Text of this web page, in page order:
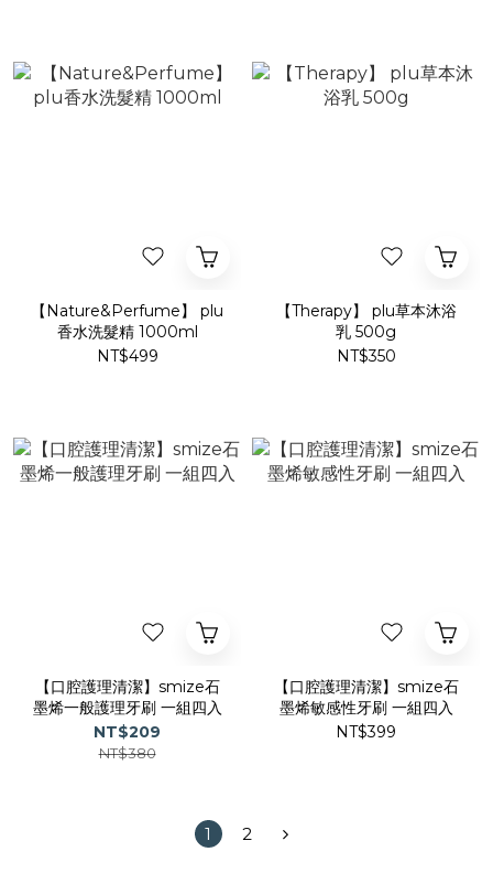
【Nature&Perfume】 plu
香水洗髮精 1000ml
NT$499
【Therapy】 plu草本沐浴
乳 500g
NT$350
【口腔護理清潔】smize石
墨烯一般護理牙刷 一組四入
NT$209
NT$380
【口腔護理清潔】smize石
墨烯敏感性牙刷 一組四入
NT$399
1 2